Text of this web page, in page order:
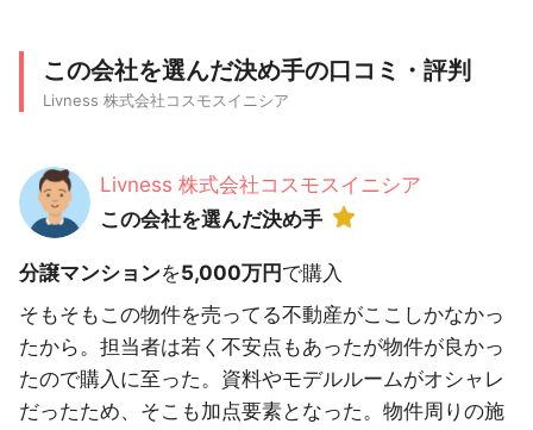
この会社を選んだ決め手の口コミ・評判
Livness 株式会社コスモスイニシア
Livness 株式会社コスモスイニシア
この会社を選んだ決め手
分譲マンションを5,000万円 で購入
そもそもこの物件を売ってる不動産がここしかなかっ
たから。担当者は若く不安点もあったが物件が良かっ
たので購入に至った。資料やモデルルームがオシャレ
だったため、そこも加点要素となった。物件周りの施